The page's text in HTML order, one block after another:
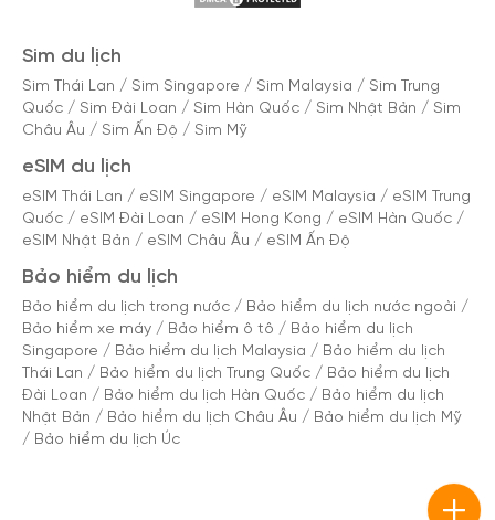
Sim du lịch
Sim Thái Lan / Sim Singapore / Sim Malaysia / Sim Trung
Quốc / Sim Đài Loan / Sim Hàn Quốc / Sim Nhật Bản / Sim
Châu Âu / Sim Ấn Độ / Sim Mỹ
eSIM du lịch
eSIM Thái Lan / eSIM Singapore / eSIM Malaysia / eSIM Trung
Quốc / eSIM Đài Loan / eSIM Hong Kong / eSIM Hàn Quốc /
eSIM Nhật Bản / eSIM Châu Âu / eSIM Ấn Độ
Bảo hiểm du lịch
Bảo hiểm du lịch trong nước / Bảo hiểm du lịch nước ngoài /
Bảo hiểm xe máy / Bảo hiểm ô tô / Bảo hiểm du lịch
Singapore / Bảo hiểm du lịch Malaysia / Bảo hiểm du lịch
Thái Lan / Bảo hiểm du lịch Trung Quốc / Bảo hiểm du lịch
Đài Loan / Bảo hiểm du lịch Hàn Quốc / Bảo hiểm du lịch
Nhật Bản / Bảo hiểm du lịch Châu Âu / Bảo hiểm du lịch Mỹ
/ Bảo hiểm du lịch Úc